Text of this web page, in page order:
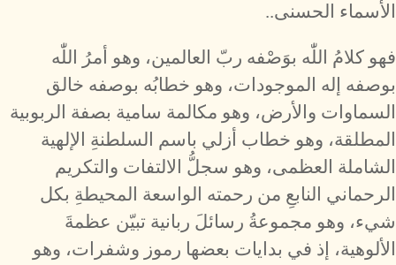
الأسماء الحسنى..
فهو كلامُ اللّٰه بوَصْفه ربّ العالمين، وهو أمرُ اللّٰه
بوصفه إله الموجودات، وهو خطابُه بوصفه خالق
السماوات والأرض، وهو مكالمة سامية بصفة الربوبية
المطلقة، وهو خطاب أزلي باسم السلطنةِ الإلهية
الشاملة العظمى، وهو سجلُّ الالتفات والتكريم
الرحماني النابعِ من رحمته الواسعة المحيطةِ بكل
شيء، وهو مجموعةُ رسائلَ ربانية تبيّن عظمةَ
الألوهية، إذ في بدايات بعضها رموز وشفرات، وهو